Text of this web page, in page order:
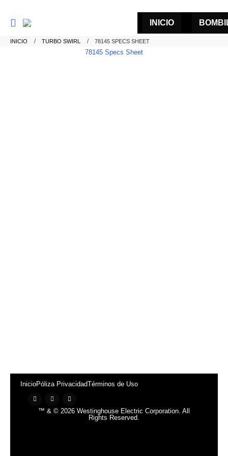
INICIO
INICIO TURBO SWIRL 78145 SPECS SHEET
78145 Specs Sheet
InicioPóliza PrivacidadTérminos de Uso
™ & © 2026 Westinghouse Electric Corporation. All
Rights Reserved.